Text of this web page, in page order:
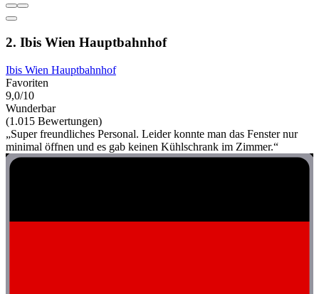
2. Ibis Wien Hauptbahnhof
Ibis Wien Hauptbahnhof
Favoriten
9,0/10
Wunderbar
(1.015 Bewertungen)
„Super freundliches Personal. Leider konnte man das Fenster nur
minimal öffnen und es gab keinen Kühlschrank im Zimmer.“